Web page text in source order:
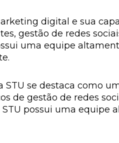
digital e sua
gestão de redes
uma equipe
se destaca como
de gestão de redes
possui uma equipe